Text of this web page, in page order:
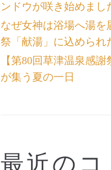
ンドウが咲き始めまし
なぜ女神は浴場へ湯を
祭「献湯」に込められ
【第80回草津温泉感
が集う夏の一日
最近のコ